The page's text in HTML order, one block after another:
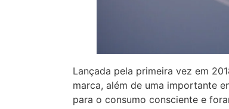
Lançada pela primeira vez em
marca, além de uma importante
para o consumo consciente e